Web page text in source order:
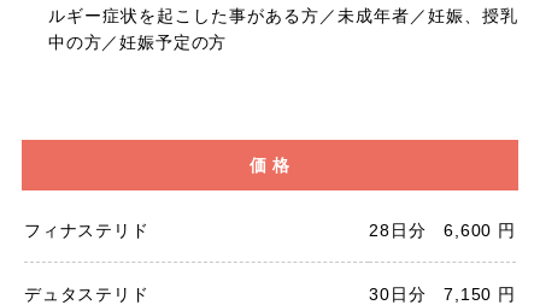
ルギー症状を起こした事がある方／未成年者／妊娠、授乳
中の方／妊娠予定の方
価 格
フィナステリド 28日分6,600
デュタステリド 30日分7,150